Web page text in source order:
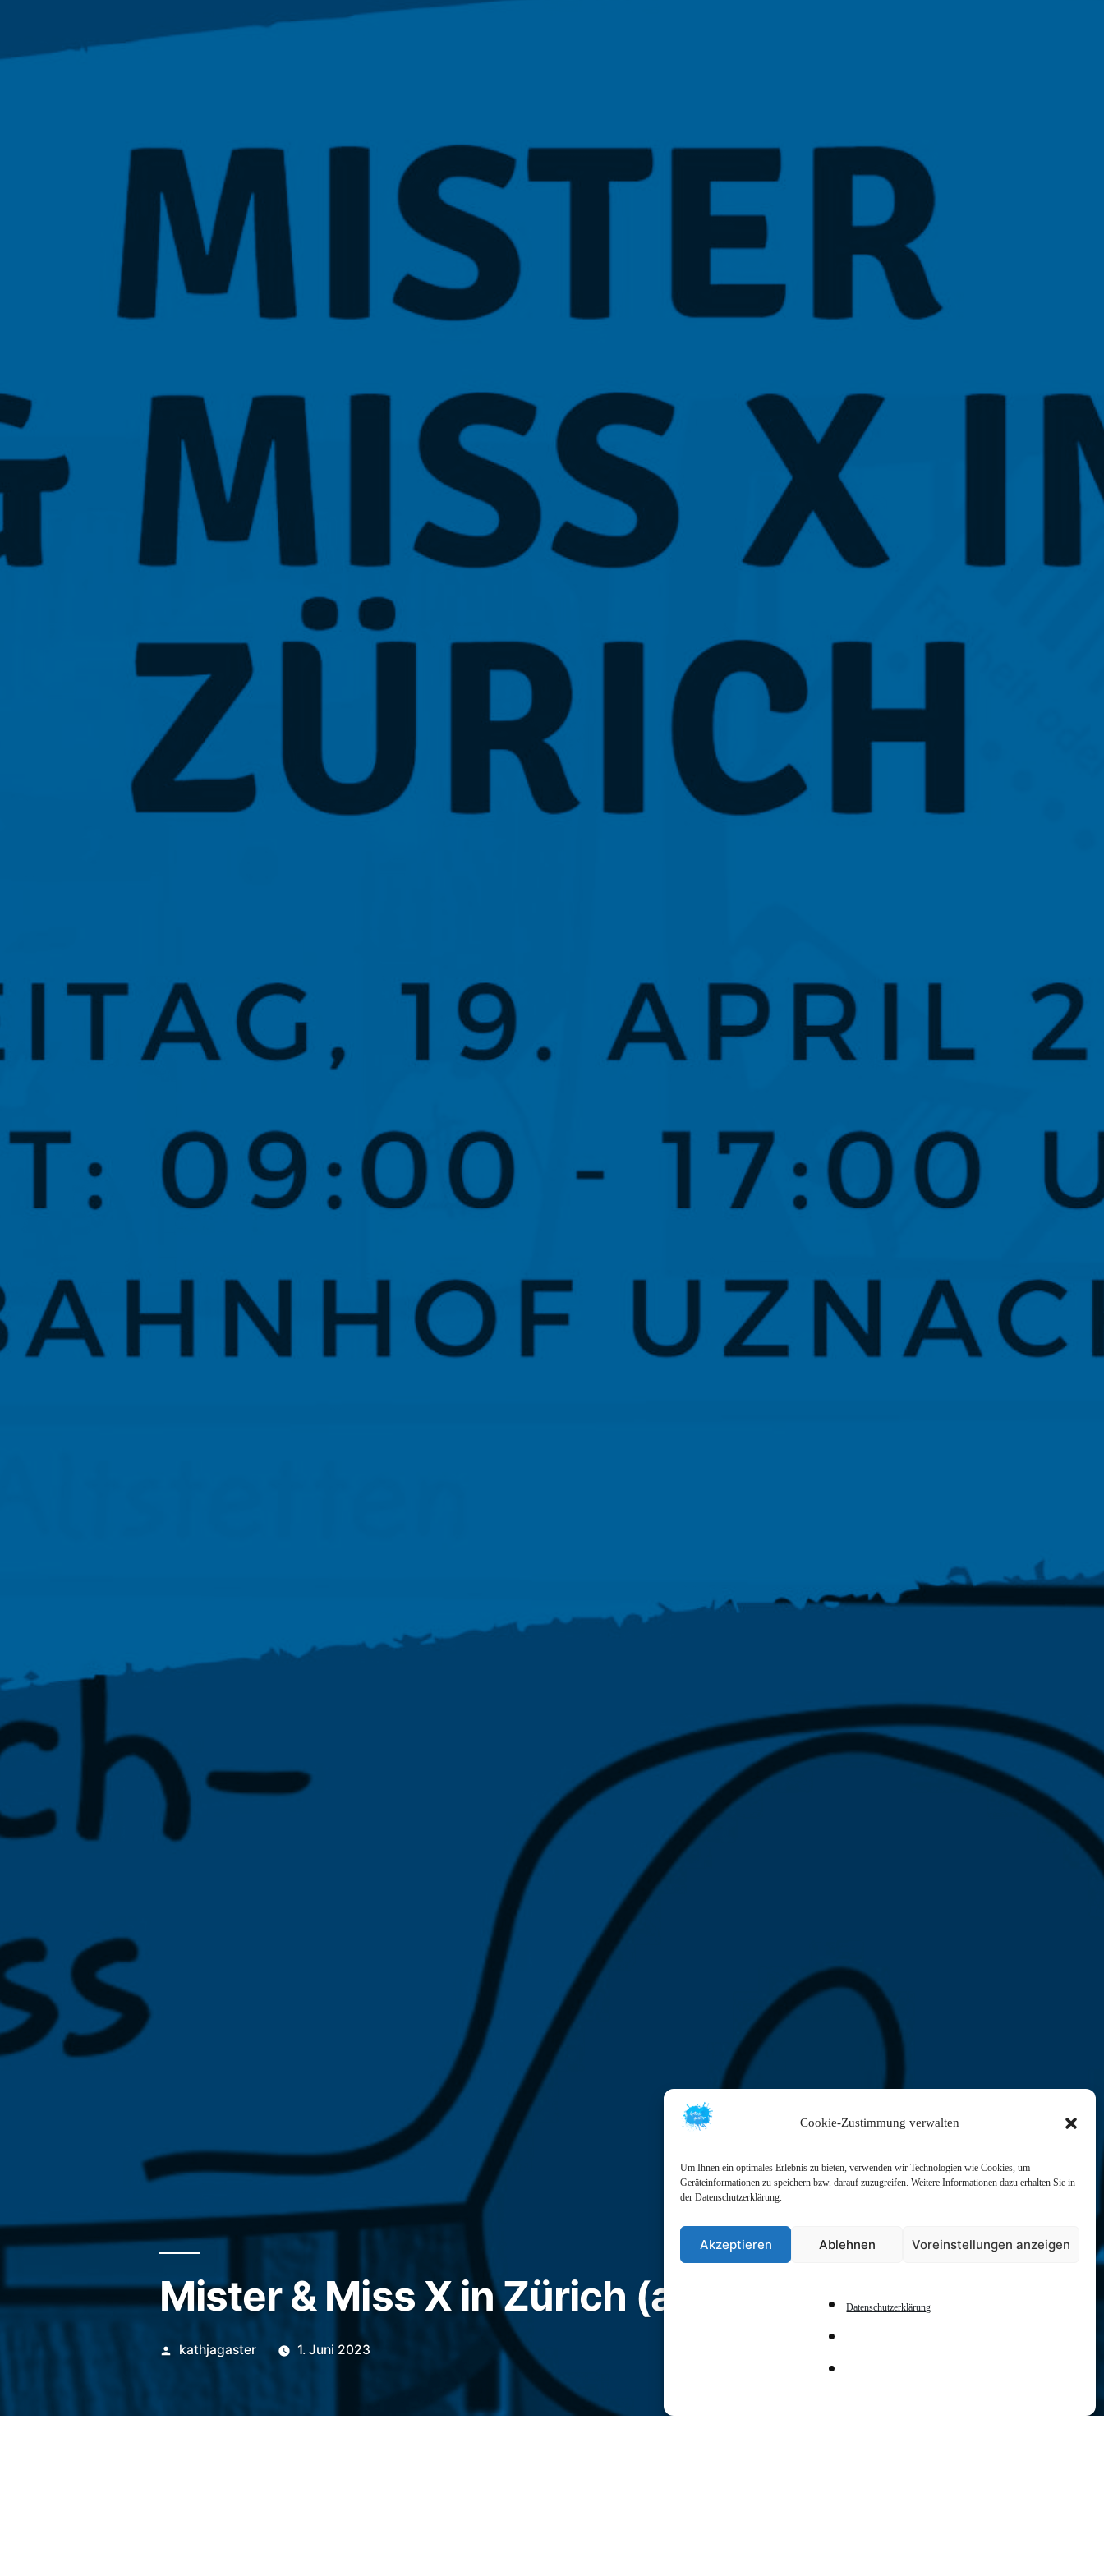
Cookie-Zustimmung verwalten
Um Ihnen ein optimales Erlebnis zu bieten, verwenden wir Technologien wie Cookies, um
Geräteinformationen zu speichern bzw. darauf zuzugreifen. Weitere Informationen dazu erhalten Sie in
der Datenschutzerklärung.
Akzeptieren Ablehnen Voreinstellungen anzeigen
Datenschutzerklärung
Mister & Miss X in Zürich (ab OS)
Veröffentlicht
kathjagaster 1. Juni 2023